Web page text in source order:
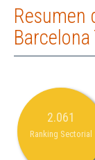
Resumen
Barcelona
2.061
Ranking Sectorial